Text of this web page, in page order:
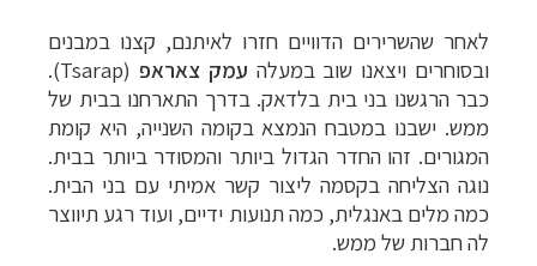
לאחר שהשרירים הדוויים חזרו לאיתנם, קצנו במבנים
ובסוחרים ויצאנו שוב במעלה עמק צאראפ (
Tsarap
).
כבר הרגשנו בני בית בלדאק. בדרך התארחנו בבית של
ממש. ישבנו במטבח הנמצא בקומה השנייה, היא קומת
המגורים. זהו החדר הגדול ביותר והמסודר ביותר בבית.
נוגה הצליחה בקסמה ליצור קשר אמיתי עם בני הבית.
כמה מלים באנגלית, כמה תנועות ידיים, ועוד רגע תיווצר
לה חברות של ממש.